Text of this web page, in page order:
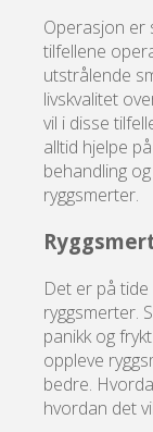
Operasjon er
tilfellene
utstrålende
livskvalitet
vil i disse
alltid hjelpe
behandling
ryggsmerter.
Det er på
ryggsmerter.
panikk og
oppleve
bedre.
hvordan det